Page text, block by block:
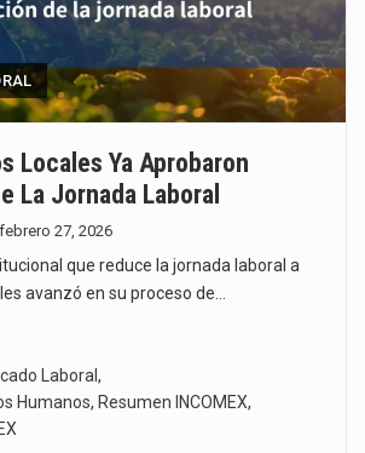
Locales Ya Aprobaron
La Jornada Laboral
febrero 27, 2026
que reduce la jornada laboral a
avanzó en su proceso de…
Laboral ,
Humanos, Resumen INCOMEX,